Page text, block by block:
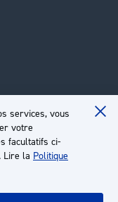
services, vous
votre
facultatifs ci-
Lire la Politique